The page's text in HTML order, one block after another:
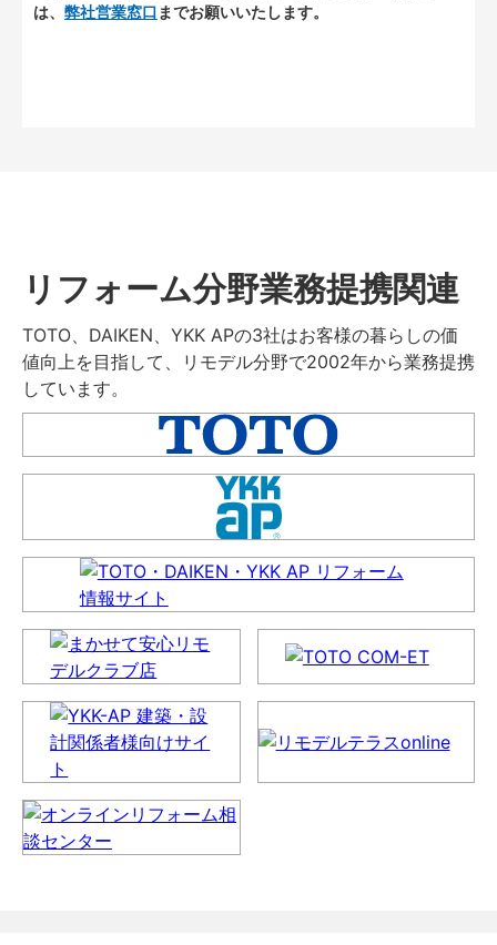
は、 弊社営業窓口 までお願いいたします。
リフォーム分野業務提携関連
TOTO、DAIKEN、YKK APの3社はお客様の暮らしの価
値向上を目指して、リモデル分野で2002年から業務提携
しています。